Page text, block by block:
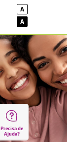
A
A
Precisa de
Ajuda?